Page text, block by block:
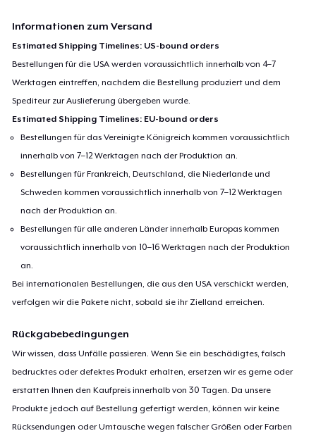
Informationen zum Versand
Estimated Shipping Timelines: US-bound orders
Bestellungen für die USA werden voraussichtlich innerhalb von 4–7
Werktagen eintreffen, nachdem die Bestellung produziert und dem
Spediteur zur Auslieferung übergeben wurde.
Estimated Shipping Timelines: EU-bound orders
Bestellungen für das Vereinigte Königreich kommen voraussichtlich
innerhalb von 7–12 Werktagen nach der Produktion an.
Bestellungen für Frankreich, Deutschland, die Niederlande und
Schweden kommen voraussichtlich innerhalb von 7–12 Werktagen
nach der Produktion an.
Bestellungen für alle anderen Länder innerhalb Europas kommen
voraussichtlich innerhalb von 10–16 Werktagen nach der Produktion
an.
Bei internationalen Bestellungen, die aus den USA verschickt werden,
verfolgen wir die Pakete nicht, sobald sie ihr Zielland erreichen.
Rückgabebedingungen
Wir wissen, dass Unfälle passieren. Wenn Sie ein beschädigtes, falsch
bedrucktes oder defektes Produkt erhalten, ersetzen wir es gerne oder
erstatten Ihnen den Kaufpreis innerhalb von 30 Tagen. Da unsere
Produkte jedoch auf Bestellung gefertigt werden, können wir keine
Rücksendungen oder Umtausche wegen falscher Größen oder Farben